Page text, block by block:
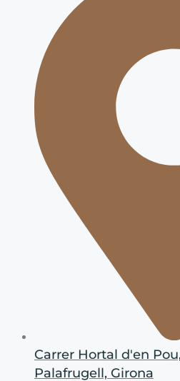
Carrer Hortal d'en
Palafrugell, Girona